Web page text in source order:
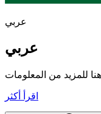
عربي
عربي
اقرأ أكثر